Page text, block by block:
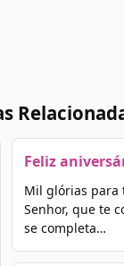
Feliz
Mil glórias para
Senhor, que te
se completa…